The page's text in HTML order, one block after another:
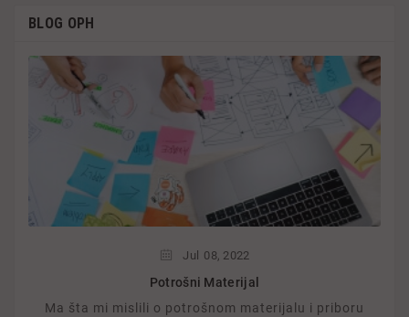
BLOG OPH
Jul 08, 2022
Potrošni Materijal
Ma šta mi mislili o potrošnom materijalu i priboru